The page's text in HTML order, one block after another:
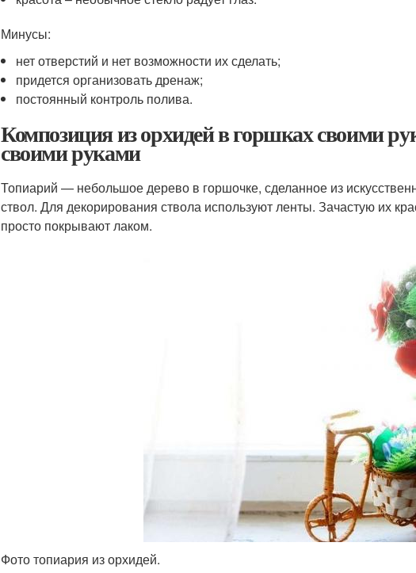
Минусы:
нет отверстий и нет возможности их сделать;
придется организовать дренаж;
постоянный контроль полива.
Композиция из орхидей в горшках своими
своими руками
Топиарий — небольшое дерево в горшочке, сделанное из
ствол. Для декорирования ствола используют ленты. Зачастую их
просто покрывают лаком.
Фото топиария из орхидей.